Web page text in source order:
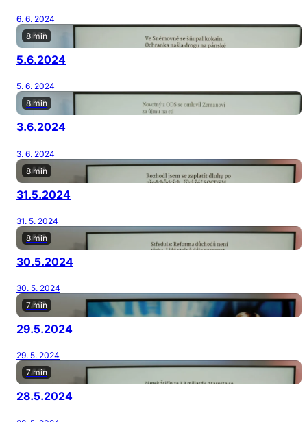
6. 6. 2024
8 min
5.6.2024
5. 6. 2024
8 min
3.6.2024
3. 6. 2024
8 min
31.5.2024
31. 5. 2024
8 min
30.5.2024
30. 5. 2024
7 min
29.5.2024
29. 5. 2024
7 min
28.5.2024